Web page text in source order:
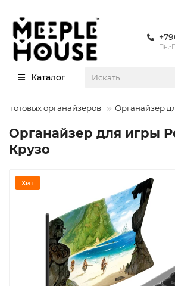
Пн.-
Каталог
готовых органайзеров Органайзер
Органайзер для игры
Крузо
Хит